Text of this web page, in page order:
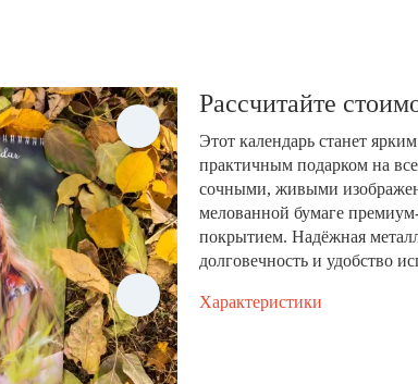
Рассчитайте
Этот календарь станет
практичным подарком на
сочными, живыми
мелованной бумаге
покрытием. Надёжная
долговечность и удобство
Характеристики